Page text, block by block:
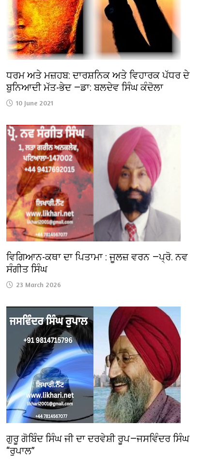
ਧਰਮ ਅਤੇ ਮਜ਼ਹਬ: ਦਾਰਸ਼ਨਿਕ ਅਤੇ ਵਿਹਾਰਕ ਪੱਧਰ ਦੇ
ਬੁਨਿਆਦੀ ਮੱਤ-ਭੇਦ —ਡਾ: ਬਲਦੇਵ ਸਿੰਘ ਕੰਦੋਲਾ
10 June 2021
ਵਿਗਿਆਨ-ਕਥਾ ਦਾ ਪਿਤਾਮਾ : ਜੂਲਜ਼ ਵਰਨ —ਪ੍ਰੋ. ਨਵ
ਸੰਗੀਤ ਸਿੰਘ
23 March 2026
ਗੁਰੂ ਗੋਬਿੰਦ ਸਿੰਘ ਜੀ ਦਾ ਦਰਵੇਸ਼ੀ ਰੂਪ—ਜਸਵਿੰਦਰ ਸਿੰਘ
“ਰੁਪਾਲ”